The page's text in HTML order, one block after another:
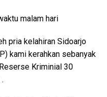
malam hari
pria kelahiran Sidoarjo
kami kerahkan sebanyak
Kriminial 30